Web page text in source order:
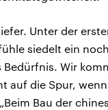
Unter der
siedelt ein noch
Wir
auf die Spur,
Bau der